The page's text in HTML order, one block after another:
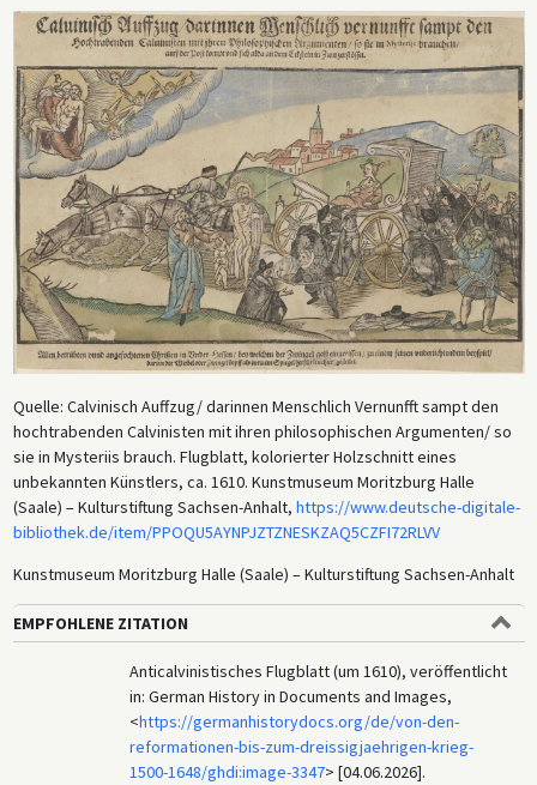
Quelle: Calvinisch Auffzug/ darinnen Menschlich Vernunfft sampt den
hochtrabenden Calvinisten mit ihren philosophischen Argumenten/ so
sie in Mysteriis brauch. Flugblatt, kolorierter Holzschnitt eines
unbekannten Künstlers, ca. 1610. Kunstmuseum Moritzburg Halle
(Saale) – Kulturstiftung Sachsen-Anhalt, https://www.deutsche-digitale-
bibliothek.de/item/PPOQU5AYNPJZTZNESKZAQ5CZFI72RLVV
Kunstmuseum Moritzburg Halle (Saale) – Kulturstiftung Sachsen-Anhalt
EMPFOHLENE ZITATION
Anticalvinistisches Flugblatt (um 1610), veröffentlicht
in: German History in Documents and Images,
<https://germanhistorydocs.org/de/von-den-
reformationen-bis-zum-dreissigjaehrigen-krieg-
1500-1648/ghdi:image-3347> [04.06.2026].